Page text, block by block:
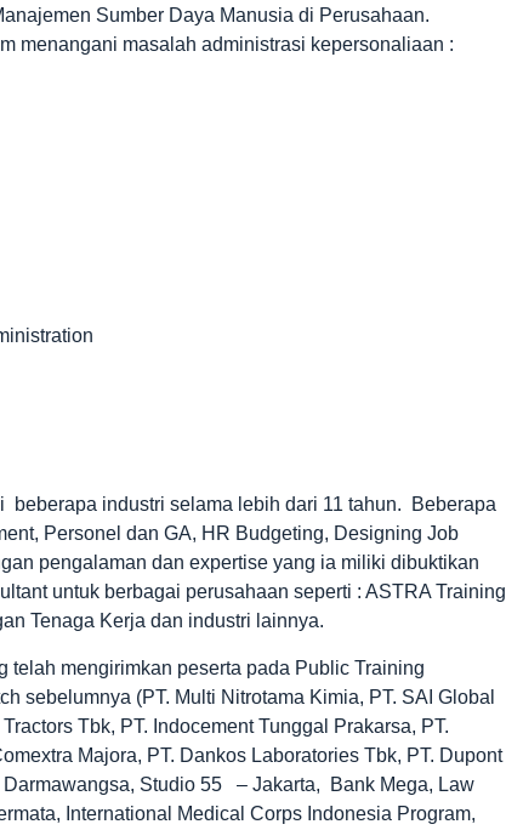
Sumber Daya Manusia di Perusahaan.
menangani masalah administrasi kepersonaliaan :
industri selama lebih dari 11 tahun. Beberapa
Personel dan GA, HR Budgeting, Designing Job
pengalaman dan expertise yang ia miliki dibuktikan
untuk berbagai perusahaan seperti : ASTRA Training
Tenaga Kerja dan industri lainnya.
telah mengirimkan peserta pada Public Training
sebelumnya (PT. Multi Nitrotama Kimia, PT. SAI Global
Tbk, PT. Indocement Tunggal Prakarsa, PT.
Majora, PT. Dankos Laboratories Tbk, PT. Dupont
Darmawangsa, Studio 55 – Jakarta, Bank Mega, Law
International Medical Corps Indonesia Program,